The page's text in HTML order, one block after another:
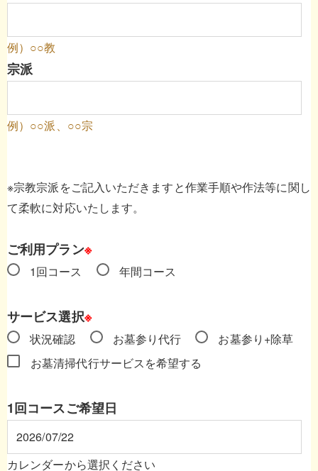
例）○○教
宗派
例）○○派、○○宗
※宗教宗派をご記入いただきますと作業手順や作法等に関し
て柔軟に対応いたします。
ご利用プラン※
1回コース 年間コース
サービス選択※
状況確認 お墓参り代行
お墓参り+除草
お墓清掃代行サービスを希望する
1回コースご希望日
カレンダーから選択ください